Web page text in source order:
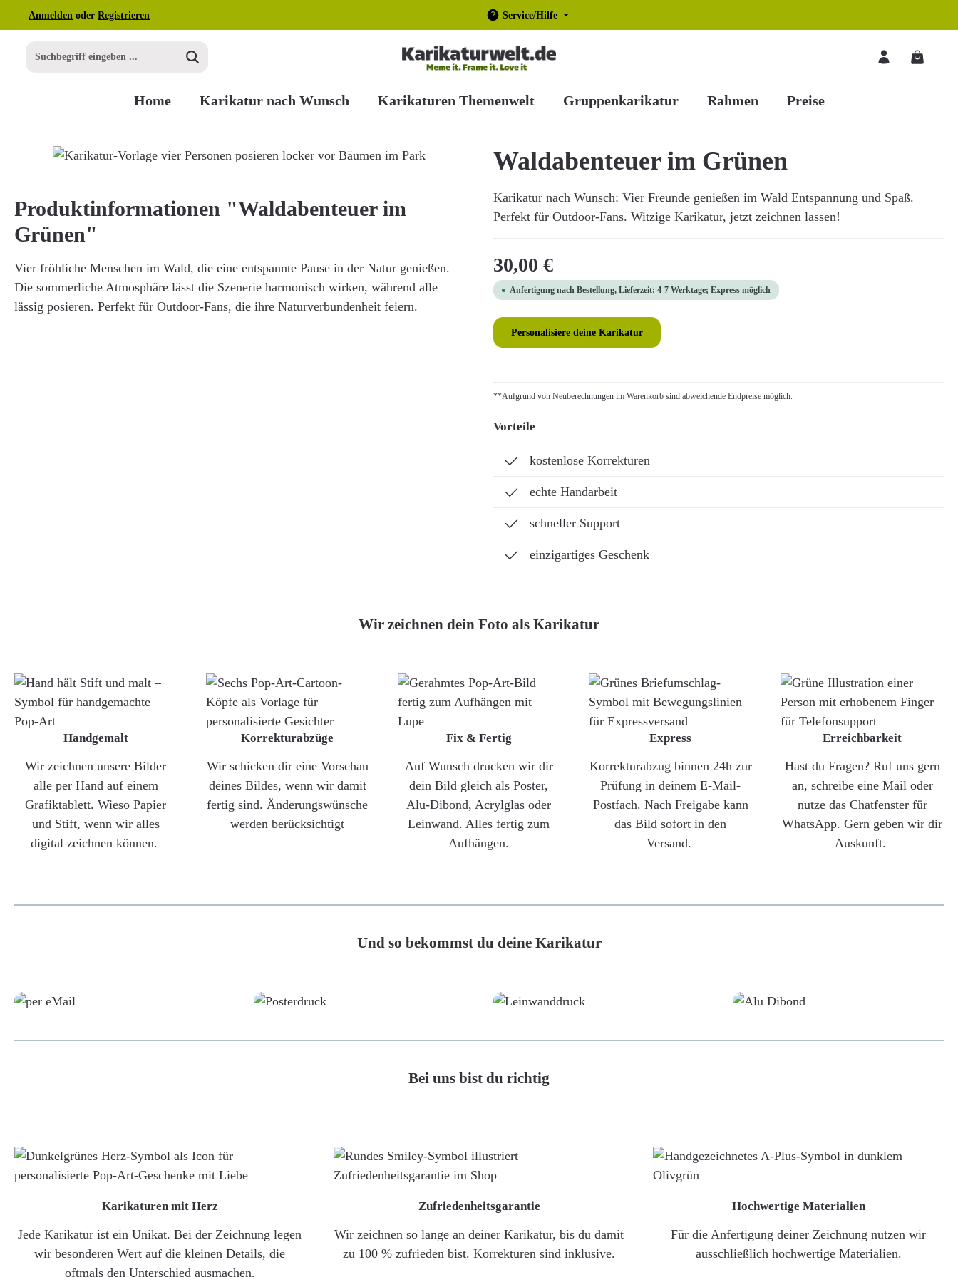
Hauptinhalt springen
Zur Suche springen
Zur Hauptnavigation springen
Anmelden oder Registrieren Service/Hilfe
Home Karikatur nach Wunsch Karikaturen Themenwelt Gruppenkarikatur Rahmen Preise
Bildergalerie überspringen Waldabenteuer im Grünen
Karikatur nach Wunsch: Vier Freunde genießen im Wald Entspannung und Spaß.
Perfekt für Outdoor-Fans. Witzige Karikatur, jetzt zeichnen lassen!
Regulärer Preis:
30,00 €
Anfertigung nach Bestellung, Lieferzeit: 4-7 Werktage; Express möglich
Personalisiere deine Karikatur
**Aufgrund von Neuberechnungen im Warenkorb sind abweichende Endpreise möglich.
Vorteile
kostenlose Korrekturen
echte Handarbeit
schneller Support
einzigartiges Geschenk
Produktinformationen "Waldabenteuer im
Grünen"
Vier fröhliche Menschen im Wald, die eine entspannte Pause in der Natur genießen.
Die sommerliche Atmosphäre lässt die Szenerie harmonisch wirken, während alle
lässig posieren. Perfekt für Outdoor-Fans, die ihre Naturverbundenheit feiern.
Wir zeichnen dein Foto als Karikatur
Handgemalt
Wir zeichnen unsere Bilder
alle per Hand auf einem
Grafiktablett. Wieso Papier
und Stift, wenn wir alles
digital zeichnen können.
Korrekturabzüge
Wir schicken dir eine Vorschau
deines Bildes, wenn wir damit
fertig sind. Änderungswünsche
werden berücksichtigt
Fix & Fertig
Auf Wunsch drucken wir dir
dein Bild gleich als Poster,
Alu-Dibond, Acrylglas oder
Leinwand. Alles fertig zum
Aufhängen.
Express
Korrekturabzug binnen 24h zur
Prüfung in deinem E-Mail-
Postfach. Nach Freigabe kann
das Bild sofort in den
Versand.
Erreichbarkeit
Hast du Fragen? Ruf uns gern
an, schreibe eine Mail oder
nutze das Chatfenster für
WhatsApp. Gern geben wir dir
Auskunft.
Und so bekommst du deine Karikatur
Bei uns bist du richtig
Karikaturen mit Herz
Jede Karikatur ist ein Unikat. Bei der Zeichnung legen
wir besonderen Wert auf die kleinen Details, die
oftmals den Unterschied ausmachen.
Zufriedenheitsgarantie
Wir zeichnen so lange an deiner Karikatur, bis du damit
zu 100 % zufrieden bist. Korrekturen sind inklusive.
Hochwertige Materialien
Für die Anfertigung deiner Zeichnung nutzen wir
ausschließlich hochwertige Materialien.